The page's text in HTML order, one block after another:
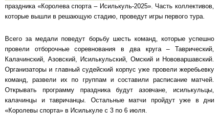
праздника «Королева спорта – Исилькуль-2025». Часть коллективов,
которые вышли в решающую стадию, проведут игры первого тура.
Всего за медали поведут борьбу шесть команд, которые успешно
провели отборочные соревнования в два круга – Таврический,
Калачинский, Азовский, Исилькульский, Омский и Нововаршавский.
Организаторы и главный судейский корпус уже провели жеребьевку
команд, развели их по группам и составили расписание матчей.
Открывать программу праздника будут азовчане, исилькульцы,
калачинцы и тавричанцы. Остальные матчи пройдут уже в дни
«Королевы спорта» в Исилькуле с 3 по 6 июля.